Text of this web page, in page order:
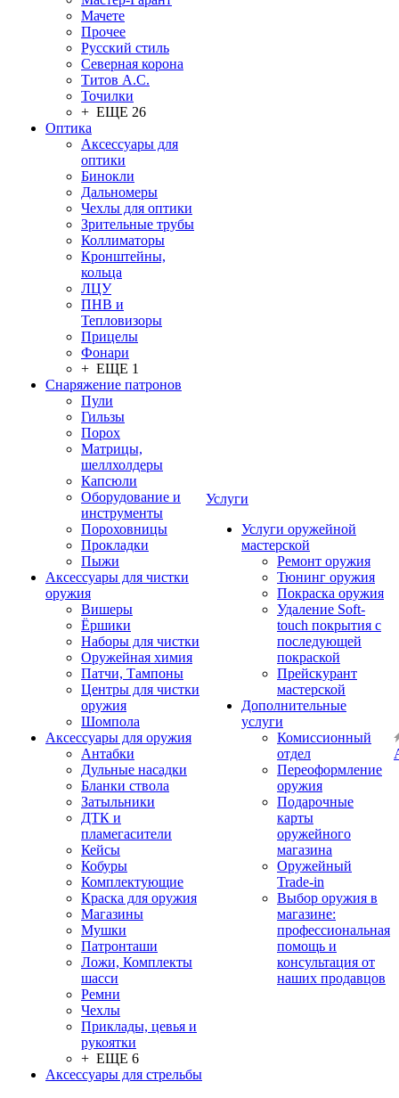
Мачете
Прочее
Русский стиль
Северная корона
Титов А.С.
Точилки
+ ЕЩЕ 26
Оптика
Аксессуары для
оптики
Бинокли
Дальномеры
Чехлы для оптики
Зрительные трубы
Коллиматоры
Кронштейны,
кольца
ЛЦУ
ПНВ и
Тепловизоры
Прицелы
Фонари
+ ЕЩЕ 1
Снаряжение патронов
Пули
Гильзы
Порох
Матрицы,
шеллхолдеры
Капсюли
Оборудование и
инструменты
Пороховницы
Прокладки
Пыжи
Аксессуары для чистки
оружия
Вишеры
Ёршики
Наборы для чистки
Оружейная химия
Патчи, Тампоны
Центры для чистки
оружия
Шомпола
Аксессуары для оружия
Антабки
Дульные насадки
Бланки ствола
Затыльники
ДТК и
пламегасители
Кейсы
Кобуры
Комплектующие
Краска для оружия
Магазины
Мушки
Патронташи
Ложи, Комплекты
шасси
Ремни
Чехлы
Приклады, цевья и
рукоятки
+ ЕЩЕ 6
Аксессуары для стрельбы
Услуги
Услуги оружейной
мастерской
Ремонт оружия
Тюнинг оружия
Покраска оружия
Удаление Soft-
touch покрытия с
последующей
покраской
Прейскурант
мастерской
Дополнительные
услуги
Комиссионный
отдел
Переоформление
оружия
Подарочные
карты
оружейного
магазина
Оружейный
Trade-in
Выбор оружия в
магазине:
профессиональная
помощь и
консультация от
наших продавцов